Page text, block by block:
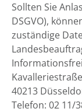
Sollten Sie
DSGVO),
zuständige
40213
Telefon: 02 11/